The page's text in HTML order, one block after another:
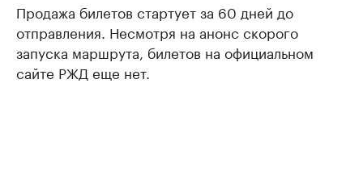
Продажа билетов стартует за 60 дней до
отправления. Несмотря на анонс скорого
запуска маршрута, билетов на официальном
сайте РЖД еще нет.